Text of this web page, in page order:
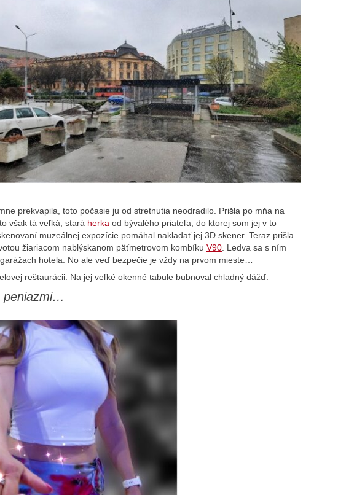
prekvapila, toto počasie ju od stretnutia neodradilo. Prišla po mňa na
však tá veľká, stará herka od bývalého priateľa, do ktorej som jej v to
muzeálnej expozície pomáhal nakladať jej 3D skener. Teraz prišla
žiariacom nablýskanom päťmetrovom kombíku V90. Ledva sa s ním
hotela. No ale veď bezpečie je vždy na prvom mieste…
reštaurácii. Na jej veľké okenné tabule bubnoval chladný dážď.
peniazmi…